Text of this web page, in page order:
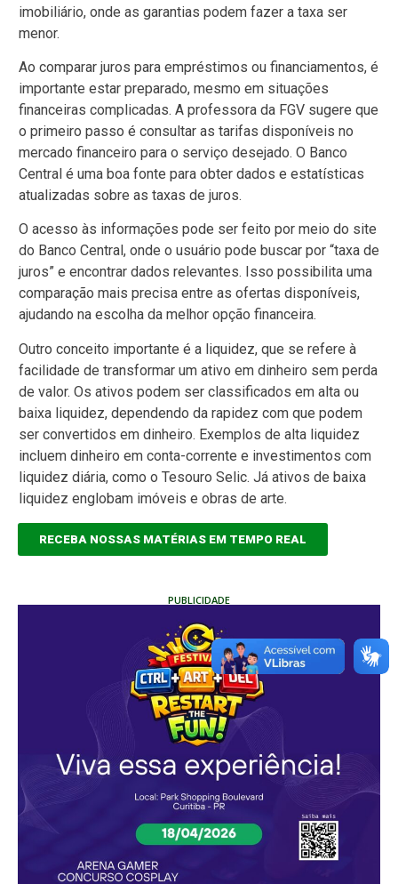
imobiliário, onde as garantias podem fazer a taxa ser
menor.
Ao comparar juros para empréstimos ou financiamentos, é
importante estar preparado, mesmo em situações
financeiras complicadas. A professora da FGV sugere que
o primeiro passo é consultar as tarifas disponíveis no
mercado financeiro para o serviço desejado. O Banco
Central é uma boa fonte para obter dados e estatísticas
atualizadas sobre as taxas de juros.
O acesso às informações pode ser feito por meio do site
do Banco Central, onde o usuário pode buscar por “taxa de
juros” e encontrar dados relevantes. Isso possibilita uma
comparação mais precisa entre as ofertas disponíveis,
ajudando na escolha da melhor opção financeira.
Outro conceito importante é a liquidez, que se refere à
facilidade de transformar um ativo em dinheiro sem perda
de valor. Os ativos podem ser classificados em alta ou
baixa liquidez, dependendo da rapidez com que podem
ser convertidos em dinheiro. Exemplos de alta liquidez
incluem dinheiro em conta-corrente e investimentos com
liquidez diária, como o Tesouro Selic. Já ativos de baixa
liquidez englobam imóveis e obras de arte.
RECEBA NOSSAS MATÉRIAS EM TEMPO REAL
PUBLICIDADE